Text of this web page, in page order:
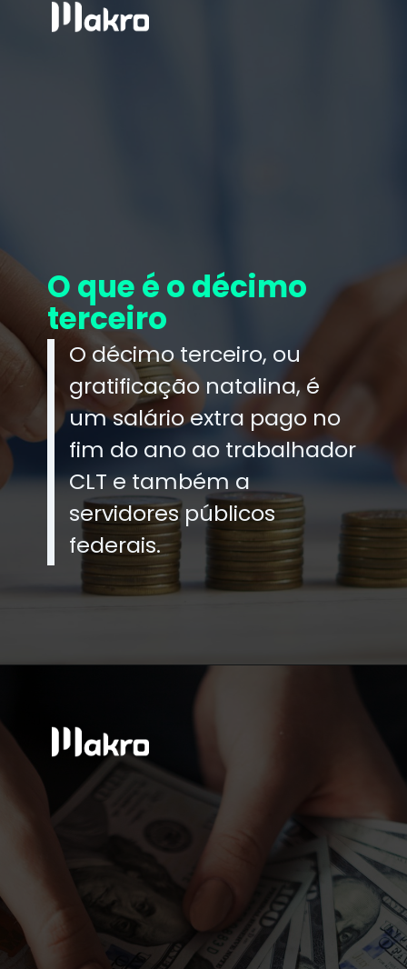
O que é o décimo
terceiro
O décimo terceiro, ou
gratificação natalina, é
um salário extra pago no
fim do ano ao trabalhador
CLT e também a
servidores públicos
federais.